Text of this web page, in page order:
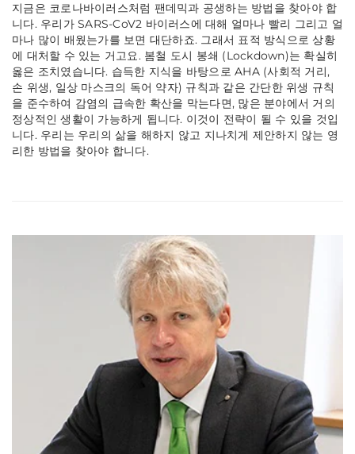
지금은 코로나바이러스처럼 팬데믹과 공생하는 방법을 찾아야 합
니다. 우리가 SARS-CoV2 바이러스에 대해 얼마나 빨리 그리고 얼
마나 많이 배웠는가를 보면 대단하죠. 그래서 표적 방식으로 상황
에 대처할 수 있는 거고요. 봄철 도시 봉쇄 (Lockdown)는 확실히
옳은 조치였습니다. 습득한 지식을 바탕으로 AHA (사회적 거리,
손 위생, 일상 마스크의 독어 약자) 규칙과 같은 간단한 위생 규칙
을 준수하여 감염의 급속한 확산을 막는다면, 많은 분야에서 거의
정상적인 생활이 가능하게 됩니다. 이것이 전략이 될 수 있을 것입
니다. 우리는 우리의 삶을 해하지 않고 지나치게 제안하지 않는 영
리한 방법을 찾아야 합니다.